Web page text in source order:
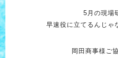
5月の現場
早速役に立てるんじゃ
岡田商事様ご